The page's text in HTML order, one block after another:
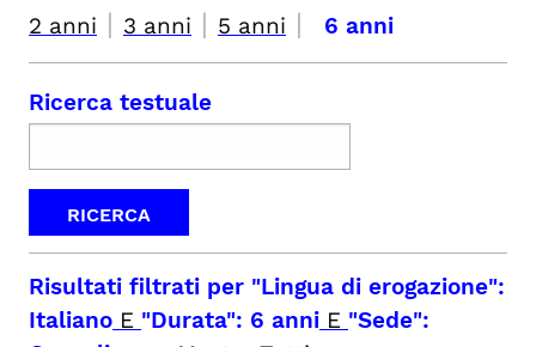
2 anni | 3 anni | 5 anni | 6 anni
Ricerca testuale
Risultati filtrati per "Lingua di erogazione":
Italiano E "Durata": 6 anni E "Sede":